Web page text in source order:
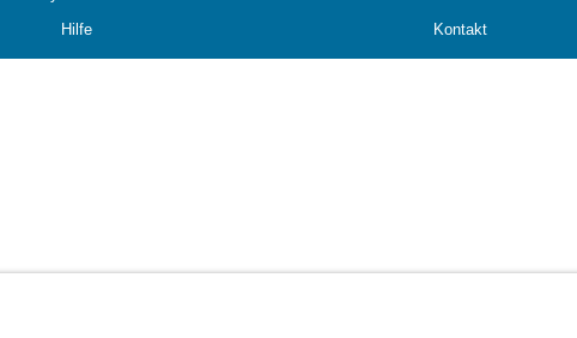
Hilfe Kontakt